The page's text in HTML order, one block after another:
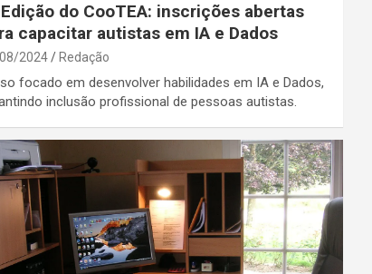
do CooTEA: inscrições abertas
capacitar autistas em IA e Dados
2024 Redação
focado em desenvolver habilidades em IA e Dados,
inclusão profissional de pessoas autistas.